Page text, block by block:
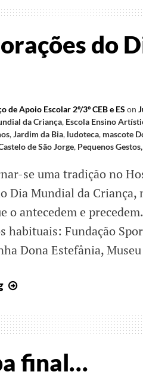
do
de Apoio Escolar 2º/3º CEB e ES on
da Criança, Escola Ensino
,Jardim da Bia, ludoteca, mascote
de São Jorge, Pequenos
se uma tradição no
Dia Mundial da
o antecedem e
habituais: Fundação
Dona Estefânia,
Dia
Mundial
Criança
final…